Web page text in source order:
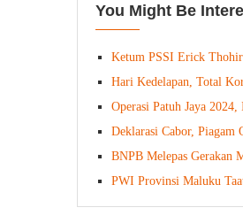
You Might Be
Ketum PSSI Erick Thohir
Hari Kedelapan, Total
Operasi Patuh Jaya
Deklarasi Cabor, Piagam
BNPB Melepas Gerakan
PWI Provinsi Maluku